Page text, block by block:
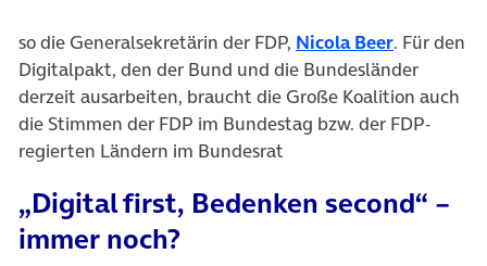
so die Generalsekretärin der FDP, Nicola Beer(öffnet in
. Für den
Digitalpakt, den der Bund und die Bundesländer
derzeit ausarbeiten, braucht die Große Koalition auch
die Stimmen der FDP im Bundestag bzw. der FDP-
regierten Ländern im Bundesrat
„Digital first, Bedenken second“ –
immer noch?